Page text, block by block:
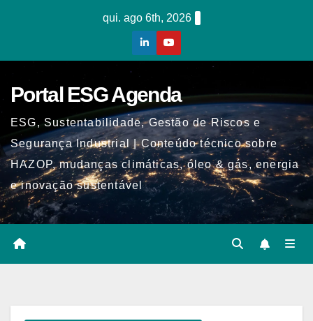
qui. ago 6th, 2026
Portal ESG Agenda
ESG, Sustentabilidade, Gestão de Riscos e
Segurança Industrial | Conteúdo técnico sobre
HAZOP, mudanças climáticas, óleo & gás, energia
e inovação sustentável